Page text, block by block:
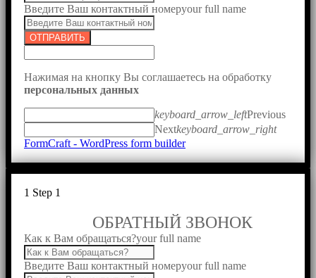
Введите Ваш контактный номерyour full name
ОТПРАВИТЬ
Нажимая на кнопку Вы соглашаетесь на обработку
персональных данных
keyboard_arrow_leftPrevious
Nextkeyboard_arrow_right
FormCraft - WordPress form builder
1 Step 1
ОБРАТНЫЙ ЗВОНОК
Как к Вам обращаться?your full name
Введите Ваш контактный номерyour full name